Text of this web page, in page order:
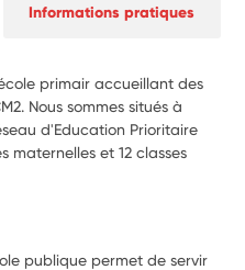
Informations pratiques
primair accueillant des
Nous sommes situés à
d'Education Prioritaire
maternelles et 12 classes
publique permet de servir